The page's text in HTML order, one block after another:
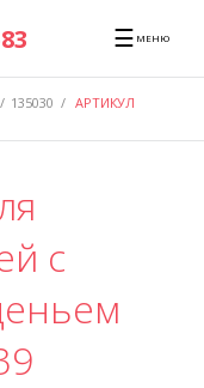
☰ МЕНЮ
/ 135030 / АРТИКУЛ
с